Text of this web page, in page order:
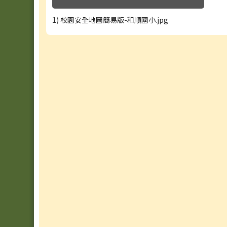
1) 校園安全地圖簡易版-和順國小.jpg